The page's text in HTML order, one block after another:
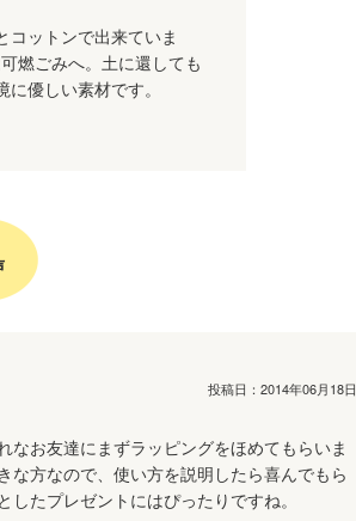
コットンで出来ていま
燃ごみへ。土に還しても
優しい素材です。
投稿日： 2014年06月18日
お友達にまずラッピングをほめてもらいま
方なので、使い方を説明したら喜んでもら
たプレゼントにはぴったりですね。